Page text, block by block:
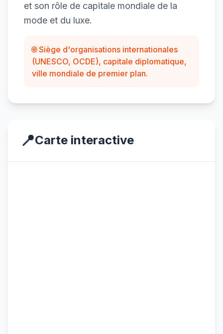
et son rôle de capitale mondiale de la
mode et du luxe.
🌐 Siège d'organisations internationales
(UNESCO, OCDE), capitale diplomatique,
ville mondiale de premier plan.
📍Carte interactive